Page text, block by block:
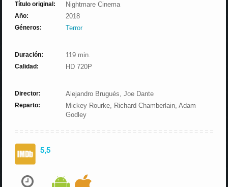
Título original: Nightmare Cinema
Año: 2018
Géneros: Terror
Duración: 119 min.
Calidad: HD 720P
Director: Alejandro Brugués, Joe Dante
Reparto:
Mickey Rourke, Richard Chamberlain, Adam
Godley
5,5